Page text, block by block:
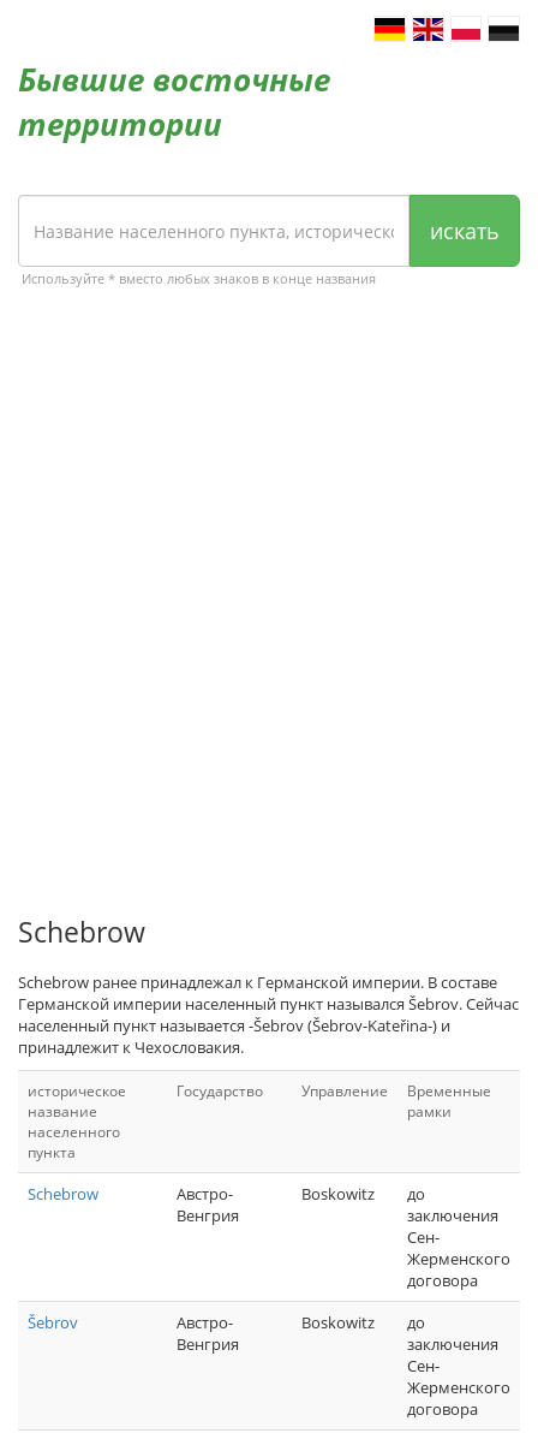
Бывшие восточные
территории
искать
Используйте * вместо любых знаков в конце названия
Schebrow
Schebrow ранее принадлежал к Германской империи. В составе
Германской империи населенный пункт назывался Šebrov. Сейчас
населенный пункт называется -Šebrov (Šebrov-Kateřina-) и
принадлежит к Чехословакия.
историческое
название
населенного
пункта
Государство Управление
Временные
рамки
Schebrow
Австро-
Венгрия
Boskowitz
до
заключения
Сен-
Жерменского
договора
Šebrov
Австро-
Венгрия
Boskowitz
до
заключения
Сен-
Жерменского
договора